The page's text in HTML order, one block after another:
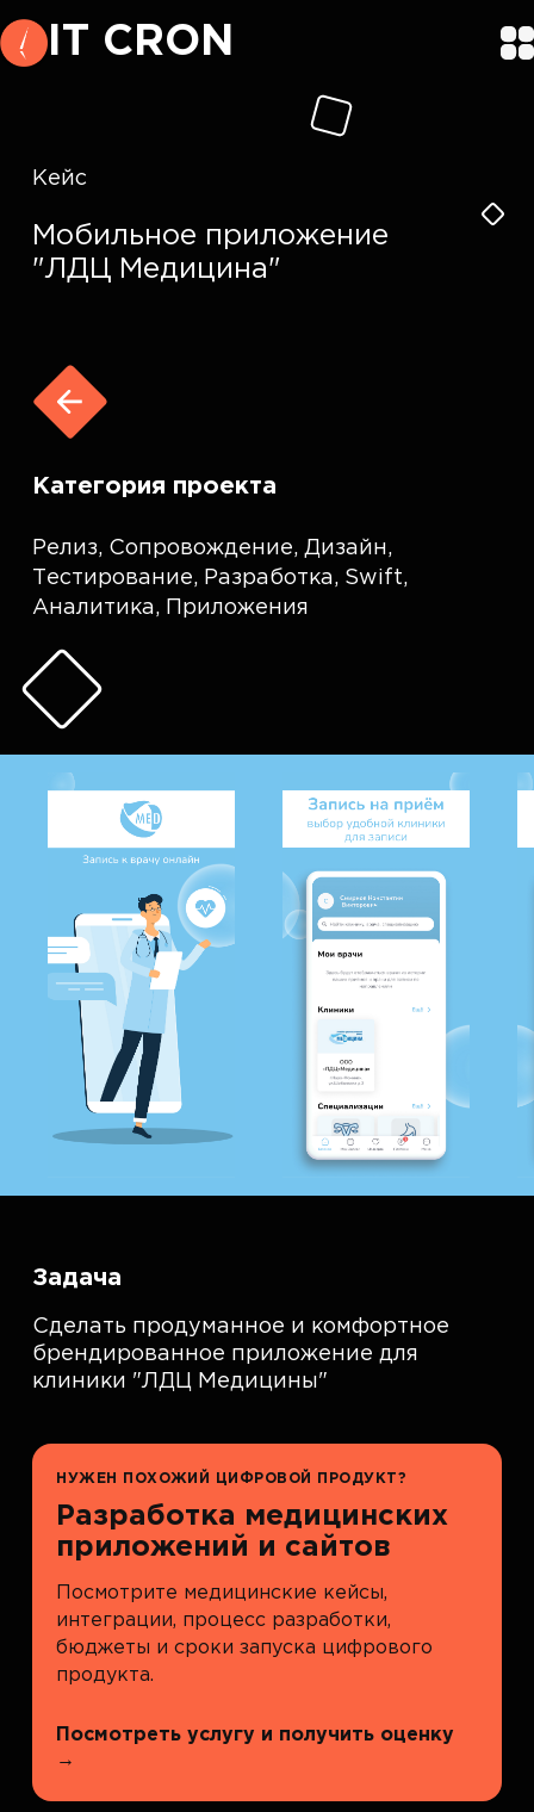
IT CRON
Кейс
Мобильное приложение
"ЛДЦ Медицина"
Категория проекта
Релиз, Сопровождение, Дизайн,
Тестирование, Разработка, Swift,
Аналитика, Приложения
Задача
Сделать продуманное и комфортное
брендированное приложение для
клиники "ЛДЦ Медицины"
НУЖЕН ПОХОЖИЙ ЦИФРОВОЙ ПРОДУКТ?
Разработка медицинских
приложений и сайтов
Посмотрите медицинские кейсы,
интеграции, процесс разработки,
бюджеты и сроки запуска цифрового
продукта.
Посмотреть услугу и получить оценку
→